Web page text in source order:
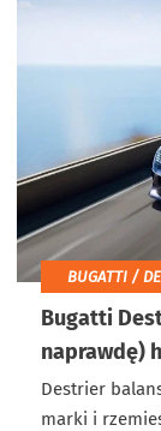
BUGATTI /
Bugatti
naprawdę)
Destrier
marki i